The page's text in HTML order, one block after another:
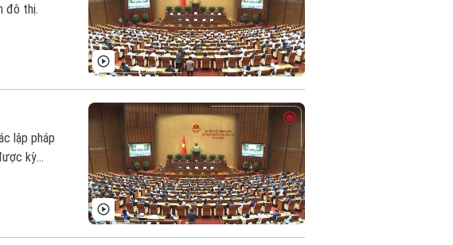
đô thị.
lập pháp
kỳ